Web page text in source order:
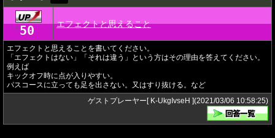
★ 50 エフェクトと思えること
エフェクトと思えることを書いてください。
「エフェクトはない」「それは違う」という方はその理由を答えてください。
例えば
キックオフ時に点が入りやすい。
パスコースに立っても足を出さない。又はすり抜ける。など
ゲストプレーヤー[ K-UkgIvseH ](2021/03/06 10:58:25)